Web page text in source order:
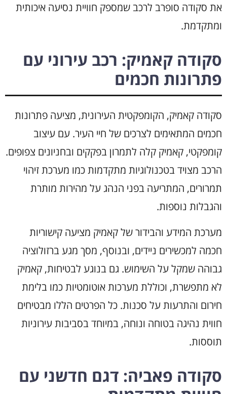
את סקודה סופרב לרכב שמספק חוויית נסיעה איכותית
ומתקדמת.
סקודה קאמיק: רכב עירוני עם
פתרונות חכמים
סקודה קאמיק, הקומפקטית העירונית, מציעה פתרונות
חכמים המתאימים לצרכים של חיי העיר. עם עיצוב
קומפקטי, קאמיק קלה לתמרון בפקקים ובחניונים צפופים.
הרכב מצויד בטכנולוגיות מתקדמות כמו מערכת זיהוי
תמרורים, המתריעה בפני הנהג על מהירות מותרת
והגבלות נוספות.
מערכת המידע והבידור של קאמיק מציעה קישוריות
חכמה למכשירים ניידים, ובנוסף, מסך מגע ברזולוציה
גבוהה שמקל על השימוש. גם בנוגע לבטיחות, קאמיק
לא מתפשרת, וכוללת מערכות אוטומטיות כמו בלימת
חירום והתרעות על סכנות. כל הפרטים הללו מבטיחים
חווית נהיגה בטוחה ונוחה, במיוחד בסביבות עירוניות
תוססות.
סקודה פאביה: דגם חדשני עם